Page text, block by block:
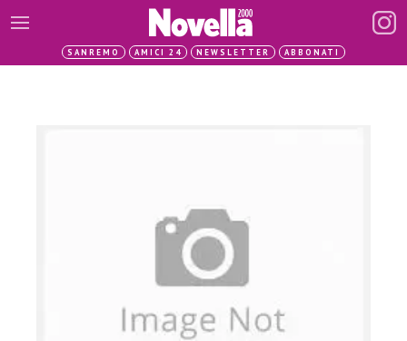
SANREMO AMICI 24 NEWSLETTER ABBONATI